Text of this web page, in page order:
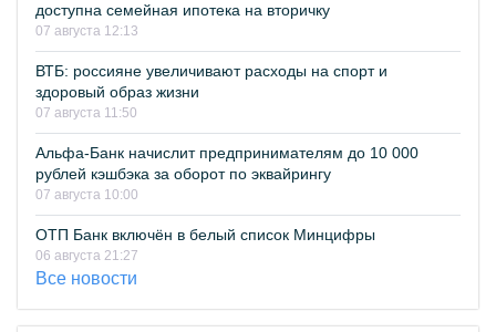
доступна семейная ипотека на вторичку
07 августа 12:13
ВТБ: россияне увеличивают расходы на спорт и
здоровый образ жизни
07 августа 11:50
Альфа-Банк начислит предпринимателям до 10 000
рублей кэшбэка за оборот по эквайрингу
07 августа 10:00
ОТП Банк включён в белый список Минцифры
06 августа 21:27
Все новости